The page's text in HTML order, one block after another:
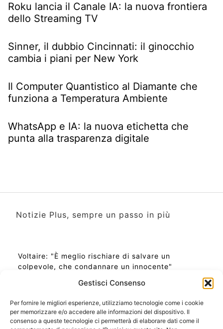
Gestisci Consenso
Per fornire le migliori esperienze, utilizziamo tecnologie come i cookie
per memorizzare e/o accedere alle informazioni del dispositivo. Il
consenso a queste tecnologie ci permetterà di elaborare dati come il
Roku lancia il Canale IA: la nuova frontiera
dello Streaming TV
Sinner, il dubbio Cincinnati: il ginocchio
cambia i piani per New York
Il Computer Quantistico al Diamante che
funziona a Temperatura Ambiente
WhatsApp e IA: la nuova etichetta che
punta alla trasparenza digitale
Notizie Plus, sempre un passo in più
Voltaire: "È meglio rischiare di salvare un
colpevole, che condannare un innocente"
Ora Esatta in Italia in questo momento
Ti Senti Strano Ultimamente? Potrebbe Essere per